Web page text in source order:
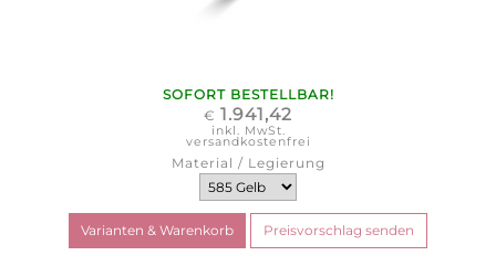
SOFORT BESTELLBAR!
€ 1.941,42
inkl. MwSt.
versandkostenfrei
Material / Legierung